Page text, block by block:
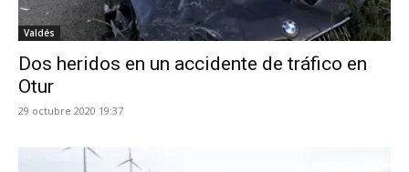
Valdés
Dos heridos en un accidente de tráfico en
Otur
29 octubre 2020 19:37